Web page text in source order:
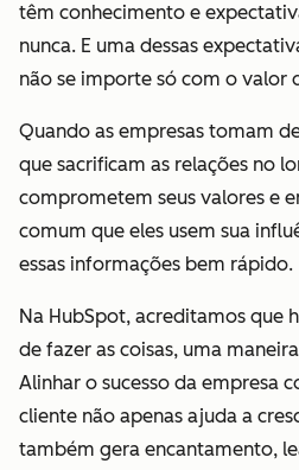
têm conhecimento e
nunca. E uma dessas
não se importe só com o valor
Quando as empresas tomam
que sacrificam as relações no
comprometem seus valores e
comum que eles usem sua
essas informações bem rápido.
Na HubSpot, acreditamos que
de fazer as coisas, uma
Alinhar o sucesso da empresa
cliente não apenas ajuda a
também gera encantamento,